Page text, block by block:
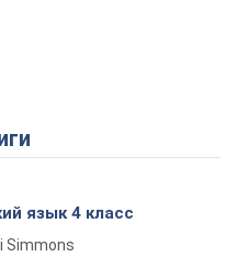
язык 4 класс
Simmons